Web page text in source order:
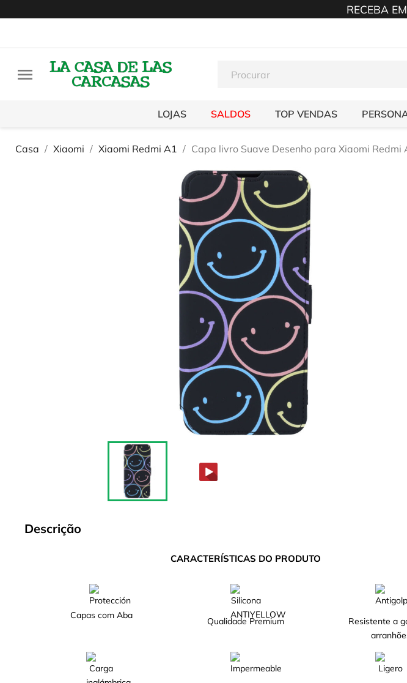
RECEBA

LOJAS SALDOS TOP VENDAS
Casa Xiaomi Xiaomi Redmi A1 Capa livro Suave Desenho para Xiaomi Redmi
Descrição
CARACTERÍSTICAS DO PRODUTO
Capas com Aba
Qualidade Premium
Resistente a